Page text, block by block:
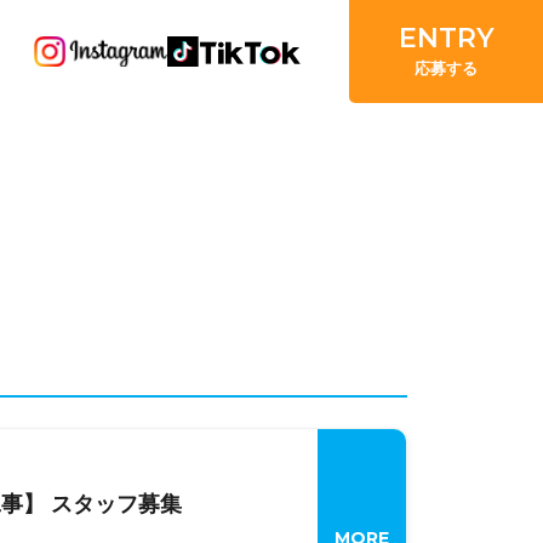
ENTRY
応募する
】 スタッフ募集
MORE